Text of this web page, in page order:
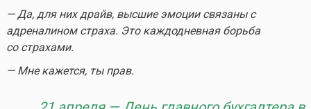
— Да, для них драйв, высшие эмоции связаны с
адреналином страха. Это каждодневная борьба
со страхами.
— Мне кажется, ты прав.